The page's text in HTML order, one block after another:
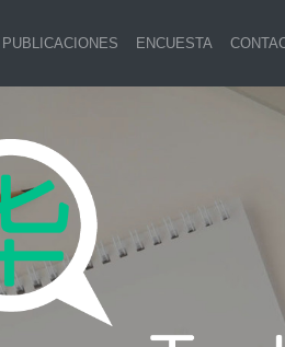
ENCUESTA